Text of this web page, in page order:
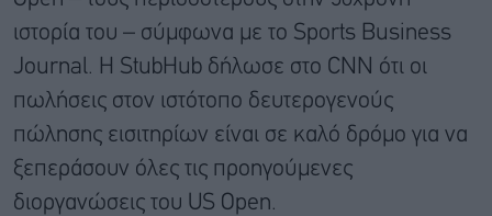
ιστορία του – σύμφωνα με το Sports Business
Journal. Η StubHub δήλωσε στο CNN ότι οι
πωλήσεις στον ιστότοπο δευτερογενούς
πώλησης εισιτηρίων είναι σε καλό δρόμο για να
ξεπεράσουν όλες τις προηγούμενες
διοργανώσεις του US Open.